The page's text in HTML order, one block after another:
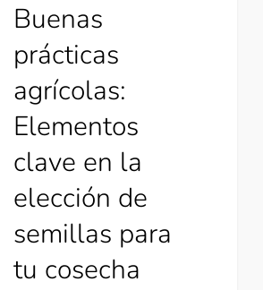
Buenas
prácticas
agrícolas:
Elementos
clave en la
elección de
semillas para
tu cosecha